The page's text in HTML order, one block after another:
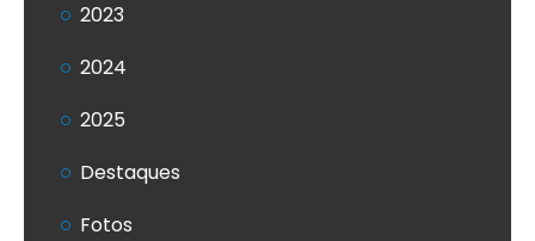
2023
2024
2025
Destaques
Fotos